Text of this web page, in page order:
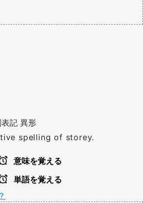
表記 異形
spelling of storey.
意味を覚える
単語を覚える